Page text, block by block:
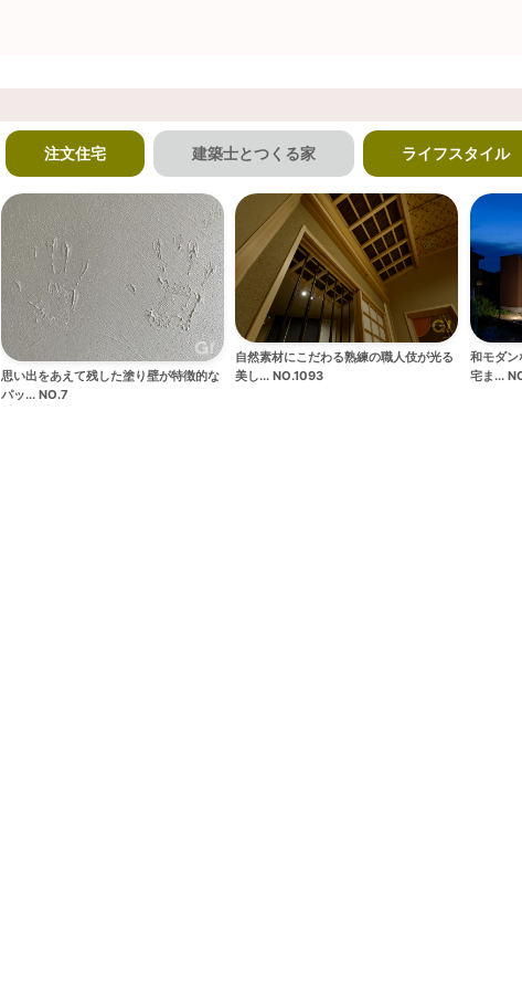
注文住宅 建築士とつくる家 ライフスタイル
思い出をあえて残した塗り壁が特徴的な
パッ... NO.7
自然素材にこだわる熟練の職人伎が光る
美し... NO.1093
和モダン
宅ま...